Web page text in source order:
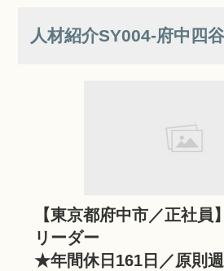
人材紹介SY004‐府中四谷
【東京都府中市／正社員
リーダー
★年間休日161日／原則